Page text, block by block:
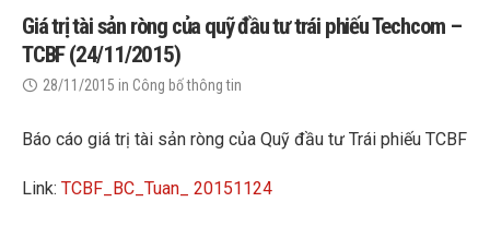
Giá trị tài sản ròng của quỹ đầu tư trái phiếu Techcom –
TCBF (24/11/2015)
28/11/2015 in Công bố thông tin
Báo cáo giá trị tài sản ròng của Quỹ đầu tư Trái phiếu TCBF
Link: TCBF_BC_Tuan_ 20151124